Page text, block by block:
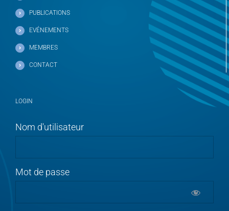
PUBLICATIONS
EVÉNEMENTS
MEMBRES
CONTACT
LOGIN
Nom d'utilisateur
Mot de passe